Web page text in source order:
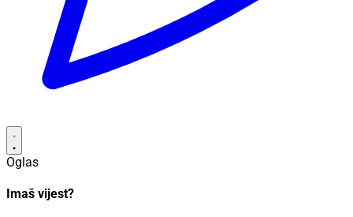
Oglas
Imaš vijest?